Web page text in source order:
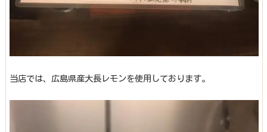
当店では、広島県産大長レモンを使用しております。